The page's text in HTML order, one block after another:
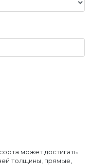
может достигать
толщины, прямые,